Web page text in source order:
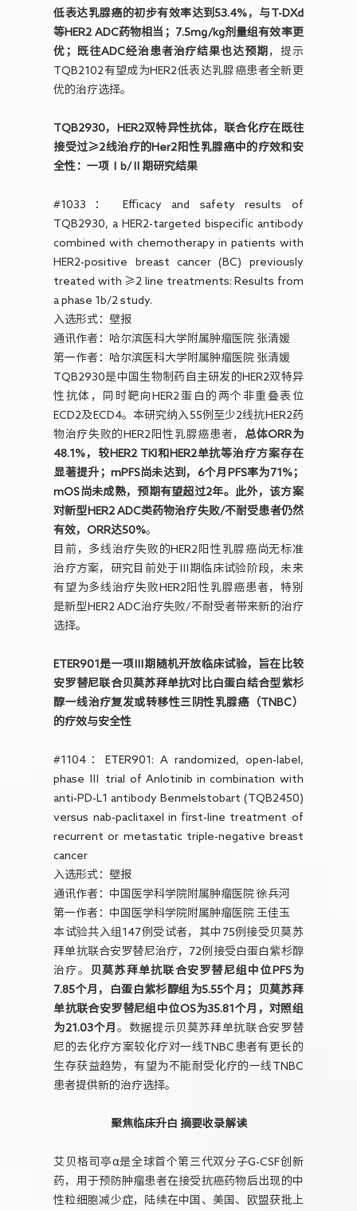
低表达乳腺癌的初步有效率达到53.4%，与T-DXd
等HER2 ADC药物相当；7.5mg/kg剂量组有效率更
优；既往ADC经治患者治疗结果也达预期 ，提示
TQB2102有望成为HER2低表达乳腺癌患者全新更
优的治疗选择。
TQB2930，HER2双特异性抗体，联合化疗在既往
接受过≥2线治疗的Her2阳性乳腺癌中的疗效和安
全性：一项Ⅰb/Ⅱ期研究结果
#1033： Efficacy and safety results of
TQB2930, a HER2-targeted bispecific antibody
combined with chemotherapy in patients with
HER2-positive breast cancer (BC) previously
treated with ≥2 line treatments: Results from
a phase 1b/2 study.
入选形式：壁报
通讯作者：哈尔滨医科大学附属肿瘤医院 张清媛
第一作者：哈尔滨医科大学附属肿瘤医院 张清媛
TQB2930是中国生物制药自主研发的HER2双特异
性抗体，同时靶向HER2蛋白的两个非重叠表位
ECD2及ECD4。本研究纳入55例至少2线抗HER2药
物治疗失败的HER2阳性乳腺癌患者， 总体ORR为
48.1%，较HER2 TKI和HER2单抗等治疗方案存在
显著提升；mPFS尚未达到，6个月PFS率为71%；
mOS尚未成熟，预期有望超过2年。此外，该方案
对新型HER2 ADC类药物治疗失败/不耐受患者仍然
有效，ORR达50%。
目前，多线治疗失败的HER2阳性乳腺癌尚无标准
治疗方案，研究目前处于Ⅲ期临床试验阶段，未来
有望为多线治疗失败HER2阳性乳腺癌患者，特别
是新型HER2 ADC治疗失败/不耐受者带来新的治疗
选择。
ETER901是一项Ⅲ期随机开放临床试验，旨在比较
安罗替尼联合贝莫苏拜单抗对比白蛋白结合型紫杉
醇一线治疗复发或转移性三阴性乳腺癌（TNBC）
的疗效与安全性
#1104：ETER901: A randomized, open-label,
phase Ⅲ trial of Anlotinib in combination with
anti-PD-L1 antibody Benmelstobart (TQB2450)
versus nab-paclitaxel in first-line treatment of
recurrent or metastatic triple-negative breast
cancer
入选形式：壁报
通讯作者：中国医学科学院附属肿瘤医院 徐兵河
第一作者：中国医学科学院附属肿瘤医院 王佳玉
本试验共入组147例受试者，其中75例接受贝莫苏
拜单抗联合安罗替尼治疗，72例接受白蛋白紫杉醇
治疗。
贝莫苏拜单抗联合安罗替尼组中位PFS为
7.85个月，白蛋白紫杉醇组为5.55个月；贝莫苏拜
单抗联合安罗替尼组中位OS为35.81个月，对照组
为21.03个月 。数据提示贝莫苏拜单抗联合安罗替
尼的去化疗方案较化疗对一线TNBC患者有更长的
生存获益趋势，有望为不能耐受化疗的一线TNBC
患者提供新的治疗选择。
聚焦临床升白 摘要收录解读
艾贝格司亭α是全球首个第三代双分子G-CSF创新
药，用于预防肿瘤患者在接受抗癌药物后出现的中
性粒细胞减少症，陆续在中国、美国、欧盟获批上